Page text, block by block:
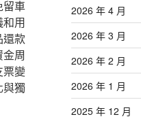
留車
用
還款
周
變
獨
2026 年 4 月
2026 年 3 月
2026 年 2 月
2026 年 1 月
2025 年 12 月